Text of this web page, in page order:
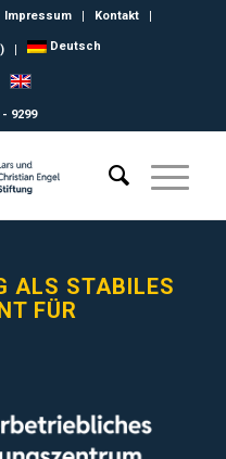
Impressum Kontakt
Deutsch
- 9299
ALS STABILES
FÜR